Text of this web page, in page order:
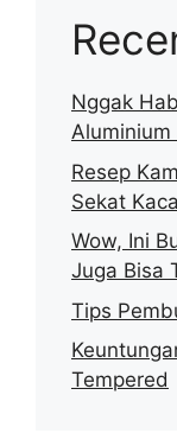
Nggak
Resep
Sekat
Wow, Ini
Juga Bisa
Tips
Tempered